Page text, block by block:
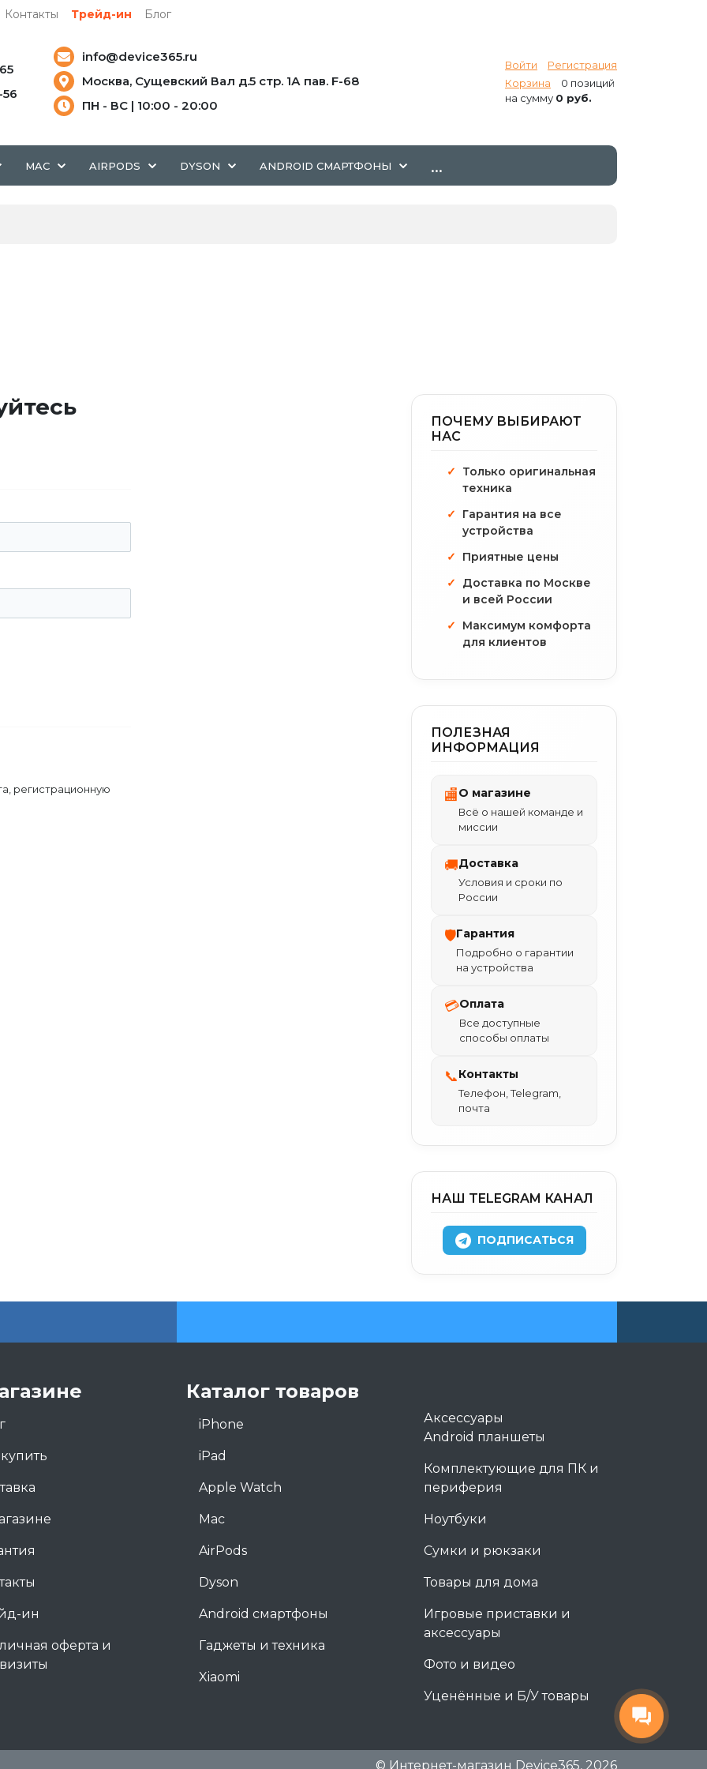
Контакты Трейд-ин Блог
Войти
Регистрация
Корзина
0 позиций
на сумму 0 руб.
info@device365.ru
Москва, Сущевский Вал д.5 стр. 1А пав. F-68
ПН - ВС | 10:00 - 20:00
MAC AIRPODS DYSON ANDROID СМАРТФОНЫ ...
регистрационную
ПОЧЕМУ ВЫБИРАЮТ
НАС
Только оригинальная
техника
Гарантия на все
устройства
Приятные цены
Доставка по Москве
и всей России
Максимум комфорта
для клиентов
ПОЛЕЗНАЯ
ИНФОРМАЦИЯ
🏬О магазине
Всё о нашей команде и
миссии
🚚Доставка
Условия и сроки по
России
🛡Гарантия
Подробно о гарантии
на устройства
💳Оплата
Все доступные
способы оплаты
📞Контакты
Телефон, Telegram,
почта
НАШ TELEGRAM КАНАЛ
ПОДПИСАТЬСЯ
ин
оферта и
Каталог товаров
iPhone
iPad
Apple Watch
Mac
AirPods
Dyson
Android смартфоны
Гаджеты и техника
Xiaomi
Аксессуары
Android планшеты
Комплектующие для ПК и
периферия
Ноутбуки
Сумки и рюкзаки
Товары для дома
Игровые приставки и
аксессуары
Фото и видео
Уценённые и Б/У товары
© Интернет-магазин Device365, 2026